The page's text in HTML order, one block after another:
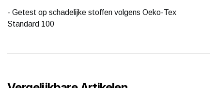
- Getest op schadelijke stoffen volgens Oeko-Tex
Standard 100